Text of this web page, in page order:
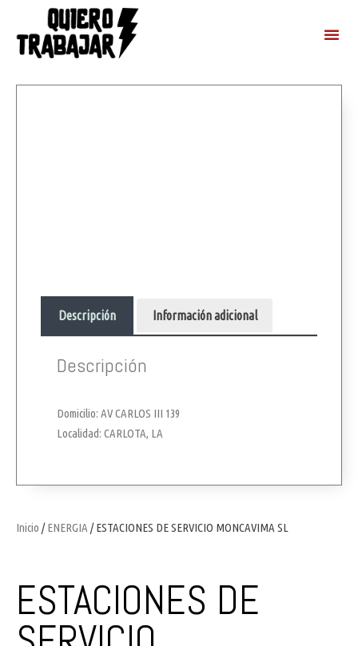
Inicio /ENERGIA / ESTACIONES DE SERVICIO MONCAVIMA SL
ESTACIONES DE
Descripción Información adicional
Descripción
Domicilio: AV CARLOS III 139
Localidad: CARLOTA, LA